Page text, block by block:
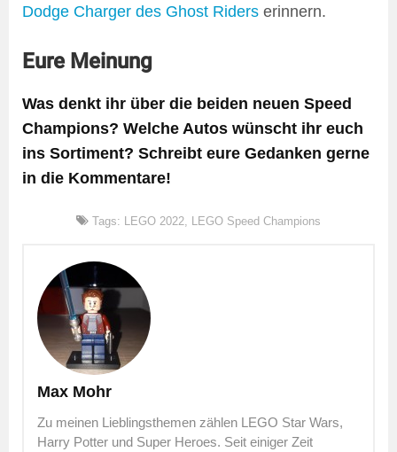
Dodge Charger des Ghost Riders erinnern.
Eure Meinung
Was denkt ihr über die beiden neuen Speed
Champions? Welche Autos wünscht ihr euch
ins Sortiment? Schreibt eure Gedanken gerne
in die Kommentare!
Tags: LEGO 2022 LEGO Speed Champions
Max Mohr
Zu meinen Lieblingsthemen zählen LEGO Star Wars,
Harry Potter und Super Heroes. Seit einiger Zeit